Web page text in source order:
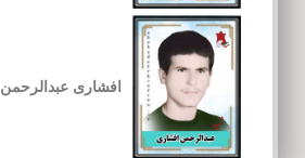
افشاری عبدالرحمن